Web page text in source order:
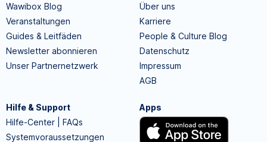
Wawibox Blog
Veranstaltungen
Guides & Leitfäden
Newsletter abonnieren
Unser Partnernetzwerk
Über uns
Karriere
People & Culture Blog
Datenschutz
Impressum
AGB
Hilfe & Support
Hilfe-Center | FAQs
Systemvoraussetzungen
Apps